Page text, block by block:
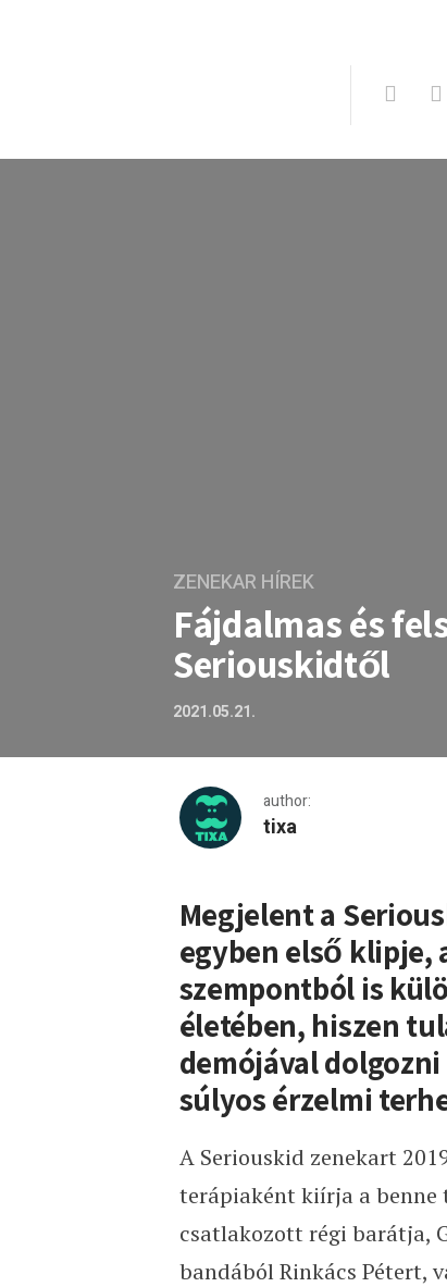
ZENEKAR HÍREK
Fájdalmas és
Seriouskidtől
2021.05.21.
author:
tixa
Fájdalmas és
Megjelent a
egyben első klipje,
szempontból is
életében, hiszen
demójával
súlyos érzelmi
A Seriouskid zenekart
terápiaként kiírja a benne
csatlakozott régi barátja,
bandából Rinkács Pétert,